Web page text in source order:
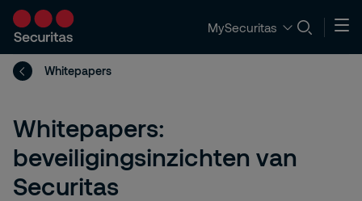
MySecuritas
Whitepapers
Whitepapers:
beveiligingsinzichten van
Securitas